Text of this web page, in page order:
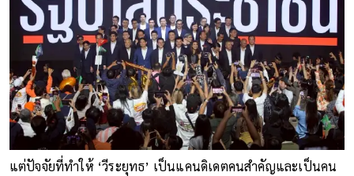
แต่ปัจจัยที่ทำให้ ‘วีระยุทธ’ เป็นแคนดิเดตคนสำคัญและเป็นคน